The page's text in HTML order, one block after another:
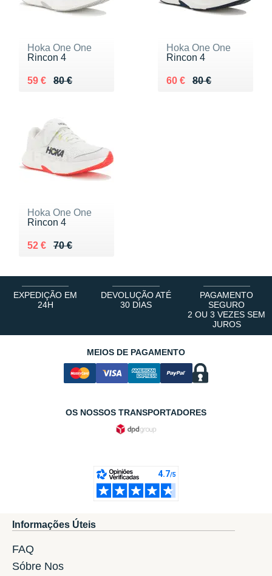
Hoka One One
Rincon 4
80 €
Au lieu de 80 €
59 €
Vendu 59 €
Hoka One One
Rincon 4
80 €
Au lieu de 80 €
60 €
Vendu 60 €
Hoka One One
Rincon 4
70 €
Au lieu de 70 €
52 €
Vendu 52 €
EXPEDIÇÃO EM
24H
DEVOLUÇÃO ATÉ
30 DIAS
PAGAMENTO
SEGURO
2 OU 3 VEZES SEM
JUROS
MEIOS DE PAGAMENTO
OS NOSSOS TRANSPORTADORES
Informações Úteis
FAQ
Sóbre Nos